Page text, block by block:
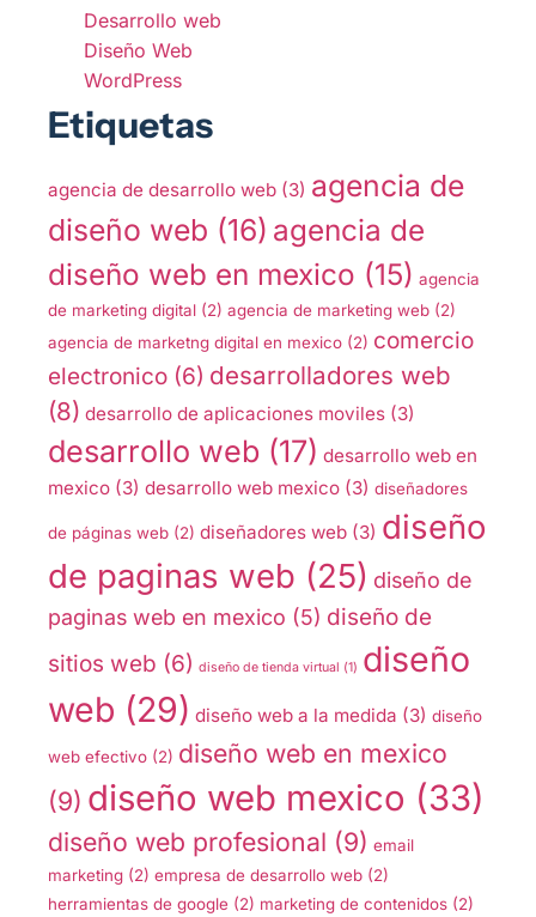
Desarrollo web
Diseño Web
WordPress
Etiquetas
agencia de desarrollo web (3) agencia de
diseño web (16) agencia de
diseño web en mexico (15) agencia
de marketing digital (2) agencia de marketing web (2)
agencia de marketng digital en mexico (2) comercio
electronico (6) desarrolladores web
(8) desarrollo de aplicaciones moviles (3)
desarrollo web (17) desarrollo web en
mexico (3) desarrollo web mexico (3) diseñadores
de páginas web (2) diseñadores web (3) diseño
de paginas web (25) diseño de
paginas web en mexico (5) diseño de
sitios web (6) diseño de tienda virtual (1) diseño
web (29) diseño web a la medida (3) diseño
web efectivo (2) diseño web en mexico
(9) diseño web mexico (33)
diseño web profesional (9) email
marketing (2) empresa de desarrollo web (2)
herramientas de google (2) marketing de contenidos (2)